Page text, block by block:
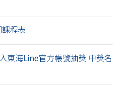
課程表
東海Line官方帳號抽獎 中獎名